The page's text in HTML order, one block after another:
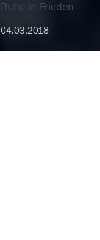
Ruhe in Frieden
04.03.2018